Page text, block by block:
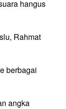
hangus
Rahmat
berbagai
angka